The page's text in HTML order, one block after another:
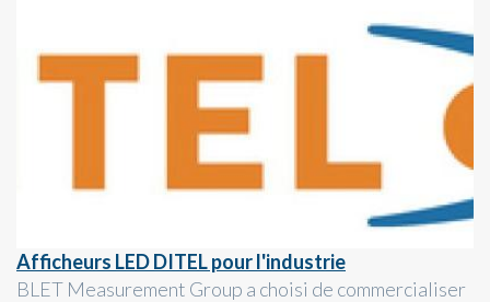
Afficheurs LED DITEL pour l'industrie
BLET Measurement Group a choisi de commercialiser